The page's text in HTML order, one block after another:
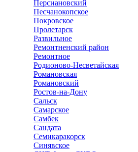
Персиановский
Песчанокопское
Покровское
Пролетарск
Развильное
Ремонтненский район
Ремонтное
Родионово-Несветайская
Романовская
Романовский
Ростов-на-Дону
Сальск
Самарское
Самбек
Сандата
Семикаракорск
Синявское